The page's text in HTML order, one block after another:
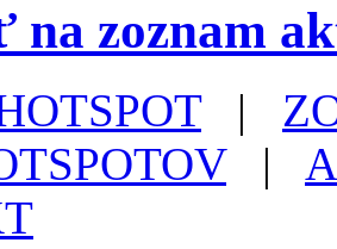
na zoznam
|
|